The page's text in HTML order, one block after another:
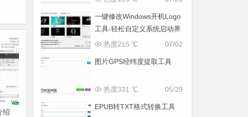
绍
一键修改Windows开机Logo
工具-轻松自定义系统启动界
面
07/02
热度215 ℃
图片GPS经纬度提取工具
05/29
热度331 ℃
EPUB转TXT格式转换工具